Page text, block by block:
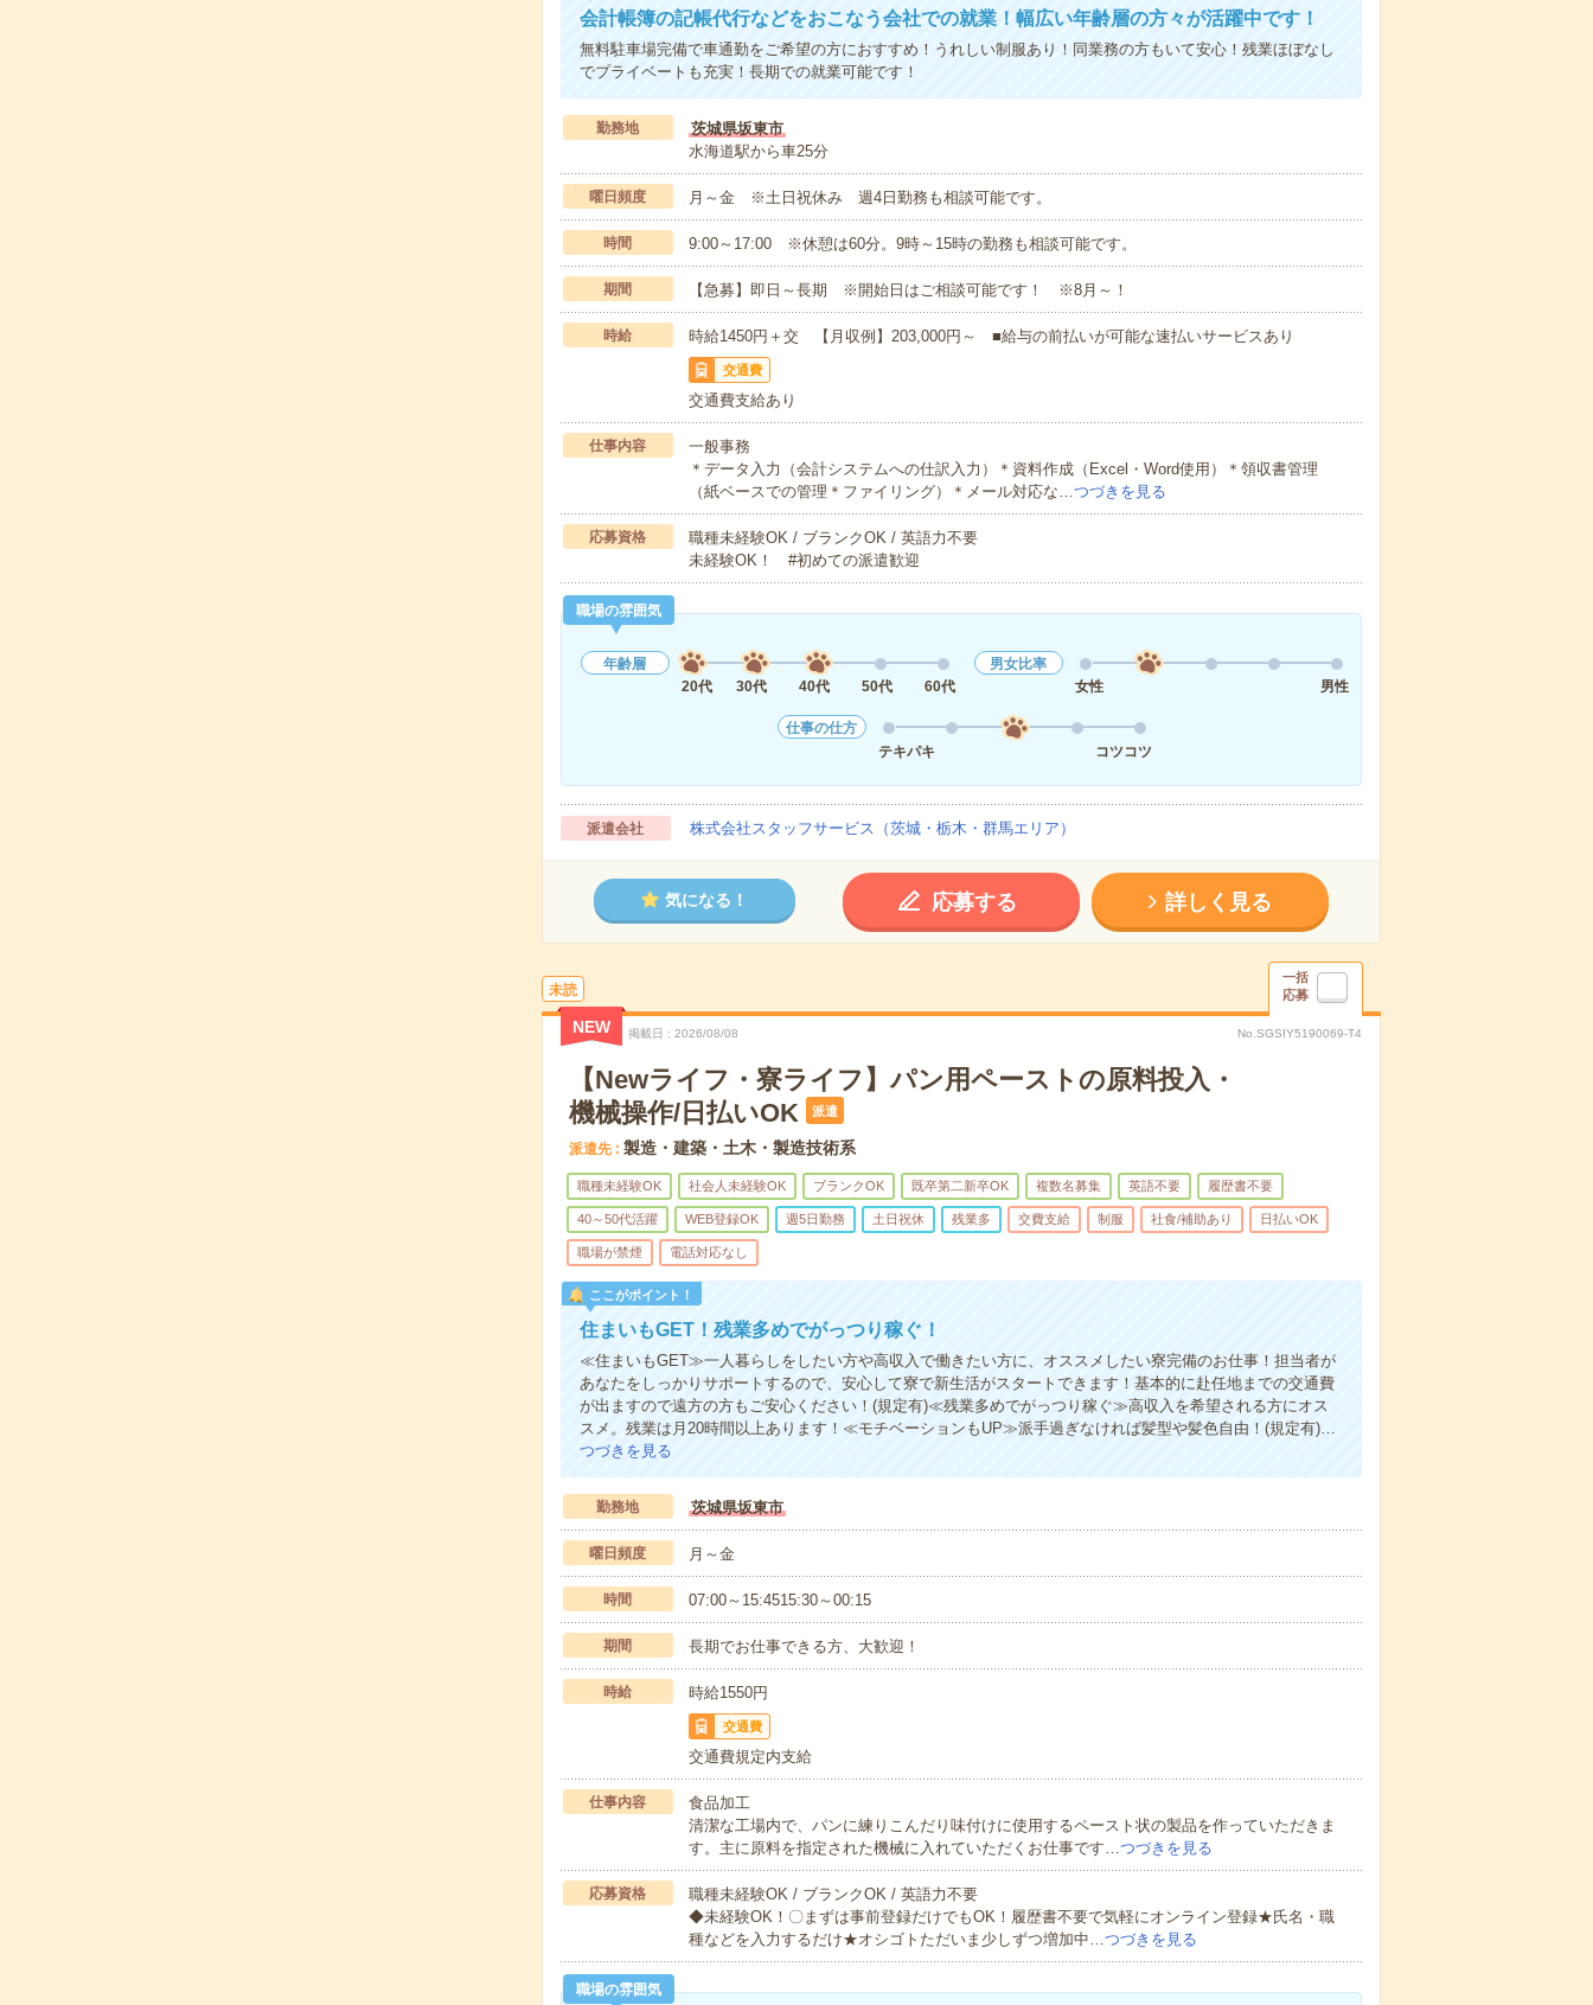
会計帳簿の記帳代行などをおこなう会社での就業！幅広い年齢層の方々が活躍中です！
無料駐車場完備で車通勤をご希望の方におすすめ！うれしい制服あり！同業務の方もいて安心！残業ほぼなし
でプライベートも充実！長期での就業可能です！
勤務地
茨城県坂東市
水海道駅から車25分
曜日頻度 月～金 ※土日祝休み 週4日勤務も相談可能です。
時間 9:00～17:00 ※休憩は60分。9時～15時の勤務も相談可能です。
期間 【急募】即日～長期 ※開始日はご相談可能です！ ※8月～！
時給 時給1450円＋交 【月収例】203,000円～ ■給与の前払いが可能な速払いサービスあり
交通費
交通費支給あり
仕事内容
一般事務
＊データ入力（会計システムへの仕訳入力）＊資料作成（Excel・Word使用）＊領収書管理
（紙ベースでの管理＊ファイリング）＊メール対応な… つづきを見る
応募資格
職種未経験OK / ブランクOK / 英語力不要
未経験OK！ #初めての派遣歓迎
職場の雰囲気
年齢層
20代
30代 40代 50代 60代
男女比率
女性
男性
仕事の仕方
テキパキ
コツコツ
派遣会社 株式会社スタッフサービス（茨城・栃木・群馬エリア）
気になる！ 応募する 詳しく見る
未読
一括
応募
NEW 掲載日 2026/08/08 No.SGSIY5190069-T4
【Newライフ・寮ライフ】パン用ペーストの原料投入・
機械操作/日払いOK
派遣
派遣先 製造・建築・土木・製造技術系
職種未経験OK 社会人未経験OK ブランクOK 既卒第二新卒OK 複数名募集 英語不要 履歴書不要
40～50代活躍 WEB登録OK 週5日勤務 土日祝休 残業多 交費支給 制服 社食/補助あり 日払いOK
職場が禁煙 電話対応なし
ここがポイント！
住まいもGET！残業多めでがっつり稼ぐ！
≪住まいもGET≫一人暮らしをしたい方や高収入で働きたい方に、オススメしたい寮完備のお仕事！担当者が
あなたをしっかりサポートするので、安心して寮で新生活がスタートできます！基本的に赴任地までの交通費
が出ますので遠方の方もご安心ください！(規定有)≪残業多めでがっつり稼ぐ≫高収入を希望される方にオス
スメ。残業は月20時間以上あります！≪モチベーションもUP≫派手過ぎなければ髪型や髪色自由！(規定有)…
つづきを見る
勤務地 茨城県坂東市
曜日頻度 月～金
時間 07:00～15:4515:30～00:15
期間 長期でお仕事できる方、大歓迎！
時給 時給1550円
交通費
交通費規定内支給
仕事内容
食品加工
清潔な工場内で、パンに練りこんだり味付けに使用するペースト状の製品を作っていただきま
す。主に原料を指定された機械に入れていただくお仕事です… つづきを見る
応募資格
職種未経験OK / ブランクOK / 英語力不要
◆未経験OK！〇まずは事前登録だけでもOK！履歴書不要で気軽にオンライン登録★氏名・職
種などを入力するだけ★オシゴトただいま少しずつ増加中… つづきを見る
職場の雰囲気